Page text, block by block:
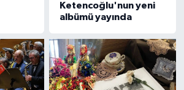
Ketencoğlu'nun yeni
albümü yayında